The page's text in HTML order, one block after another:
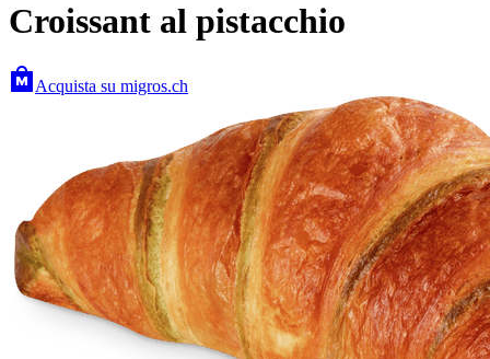
Croissant al pistacchio
Acquista su migros.ch